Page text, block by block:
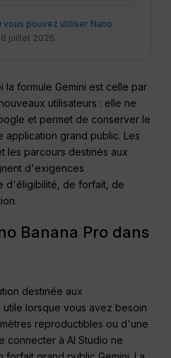
vous pouvez utiliser Nano
juillet 2026.
la formule Gemini est celle par
utilisateurs : elle ne
et permet de conserver le
application grand public. Les
les parcours destinés aux
d'exigences
d'éligibilité, de forfait, de
Banana Pro dans
destinée aux
lorsque vous avez besoin
reproductibles ou d'une
connecter à AI Studio ne